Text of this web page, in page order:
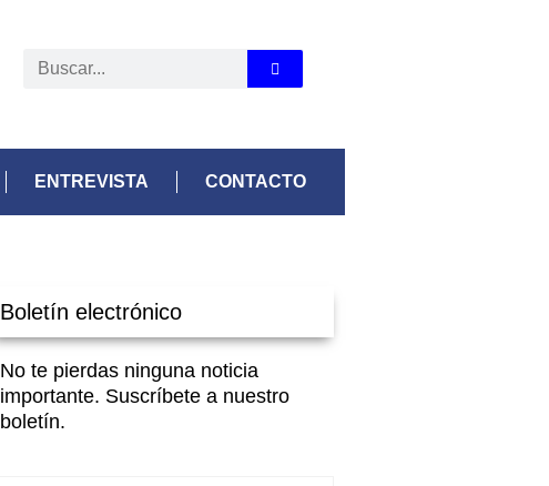
ENTREVISTA CONTACTO
Boletín electrónico
No te pierdas ninguna noticia
importante. Suscríbete a nuestro
boletín.